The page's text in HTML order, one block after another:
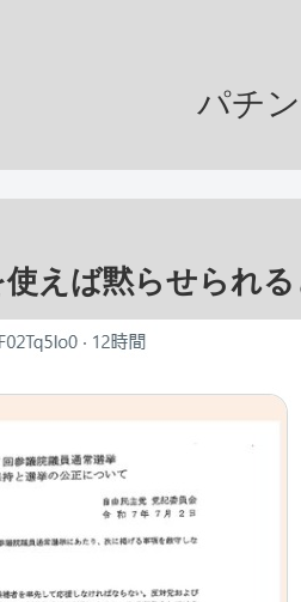
パチ
えば黙らせられ